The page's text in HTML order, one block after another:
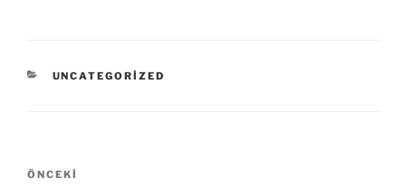
KATEGORILER
UNCATEGORIZED
Yazı
Önceki
ÖNCEKI